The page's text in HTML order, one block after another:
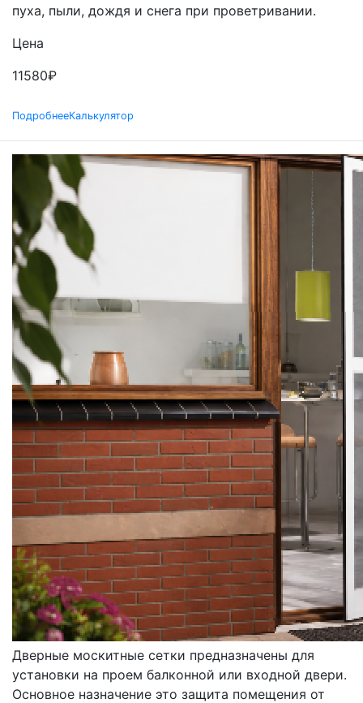
пуха, пыли, дождя и снега при проветривании.
Цена
11580₽
ПодробнееКалькулятор
МОСКИТНЫЕ СЕТКИ
ДВЕРНЫЕ
Дверные москитные сетки предназначены для
установки на проем балконной или входной двери.
Основное назначение это защита помещения от